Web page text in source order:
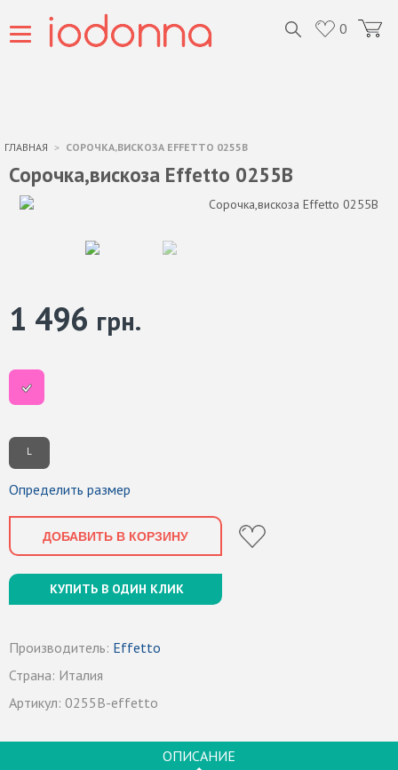
0
ГЛАВНАЯ СОРОЧКА,ВИСКОЗА EFFETTO 0255B
Сорочка,вискоза Effetto 0255B
L
Определить размер
1 496 грн.
ДОБАВИТЬ В КОРЗИНУ
КУПИТЬ В ОДИН КЛИК
Производитель: Effetto
Страна: Италия
Артикул: 0255B-effetto
ОПИСАНИЕ